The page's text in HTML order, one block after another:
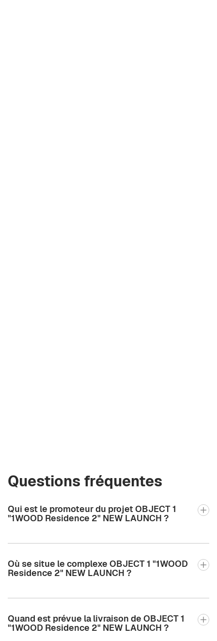
Questions fréquentes
Qui est le promoteur du projet OBJECT 1
"1WOOD Residence 2" NEW LAUNCH ?
Où se situe le complexe OBJECT 1 "1WOOD
Residence 2" NEW LAUNCH ?
Quand est prévue la livraison de OBJECT 1
"1WOOD Residence 2" NEW LAUNCH ?